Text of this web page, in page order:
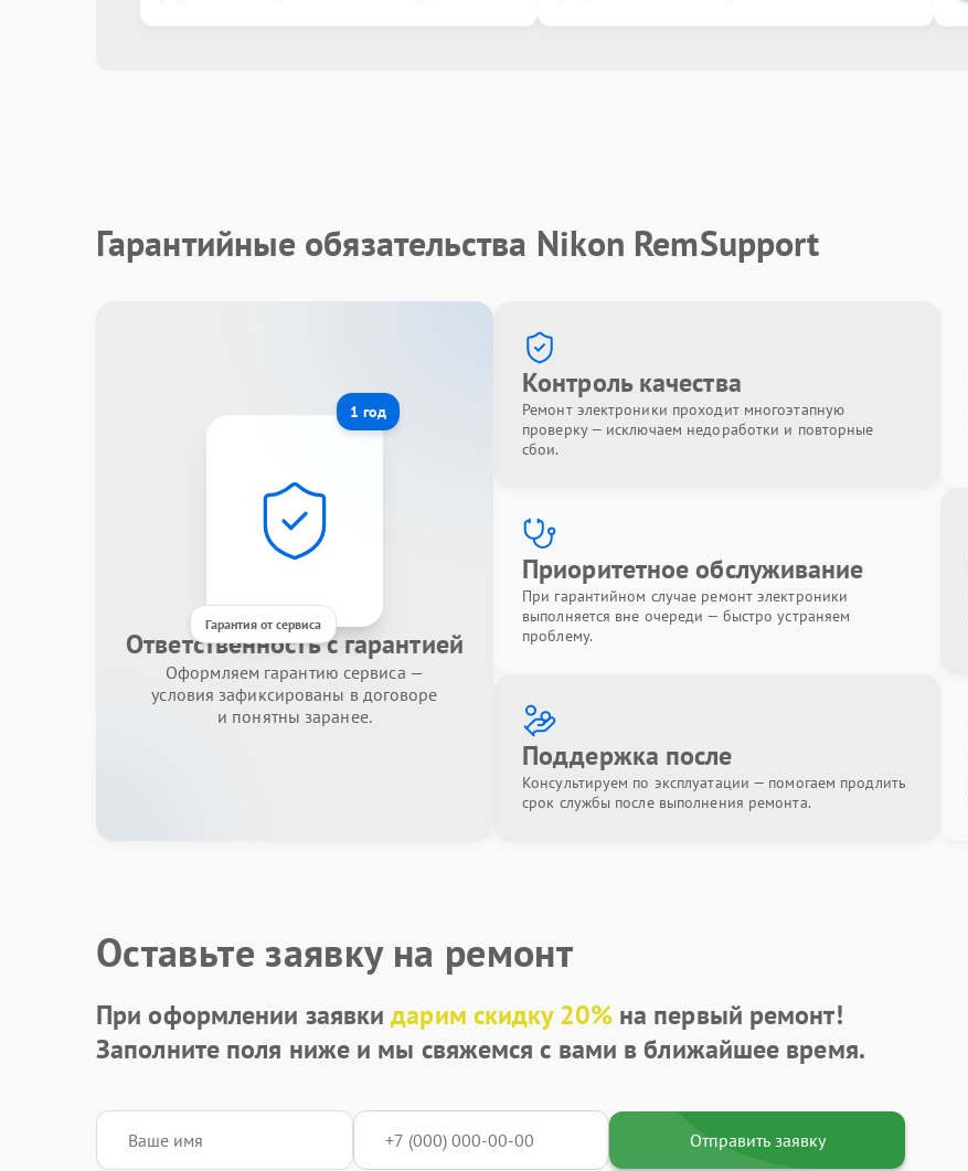
Гарантийные обязательства Nikon RemSupport
1 год
Гарантия от сервиса
Ответственность с гарантией
Оформляем гарантию сервиса —
условия зафиксированы в договоре
и понятны заранее.
Контроль качества
Ремонт электроники проходит многоэтапную
проверку — исключаем недоработки и повторные
сбои.
Приоритетное обслуживание
При гарантийном случае ремонт электроники
выполняется вне очереди — быстро устраняем
проблему.
Поддержка после
Консультируем по эксплуатации — помогаем продлить
срок службы после выполнения ремонта.
Оставьте заявку на ремонт
При оформлении заявкидарим скидку 20%на первый ремонт!
Заполните поля ниже и мы свяжемся с вами в ближайшее время.
Отправить заявку